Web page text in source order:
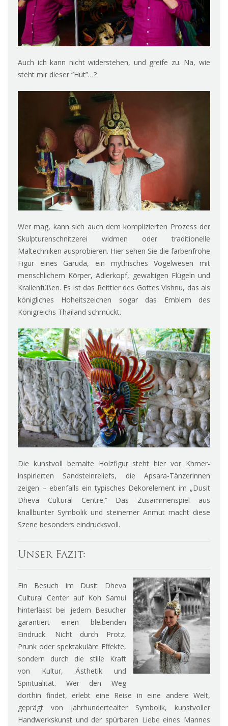
Auch ich kann nicht widerstehen, und greife zu. Na, wie
steht mir dieser “Hut”…?
Wer mag, kann sich auch dem komplizierten Prozess der
Skulpturenschnitzerei widmen oder traditionelle
Maltechniken ausprobieren. Hier sehen Sie die farbenfrohe
Figur eines Garuda, ein mythisches Vogelwesen mit
menschlichem Körper, Adlerkopf, gewaltigen Flügeln und
Krallenfüßen. Es ist das Reittier des Gottes Vishnu, das als
königliches Hoheitszeichen sogar das Emblem des
Königreichs Thailand schmückt.
Die kunstvoll bemalte Holzfigur steht hier vor Khmer-
inspirierten Sandsteinreliefs, die Apsara-Tänzerinnen
zeigen – ebenfalls ein typisches Dekorelement im „Dusit
Dheva Cultural Centre.“ Das Zusammenspiel aus
knallbunter Symbolik und steinerner Anmut macht diese
Szene besonders eindrucksvoll.
Unser Fazit:
Ein Besuch im Dusit Dheva
Cultural Center auf Koh Samui
hinterlässt bei jedem Besucher
garantiert einen bleibenden
Eindruck. Nicht durch Protz,
Prunk oder spektakuläre Effekte,
sondern durch die stille Kraft
von Kultur, Ästhetik und
Spiritualität. Wer den Weg
dorthin findet, erlebt eine Reise in eine andere Welt,
geprägt von jahrhundertealter Symbolik, kunstvoller
Handwerkskunst und der spürbaren Liebe eines Mannes